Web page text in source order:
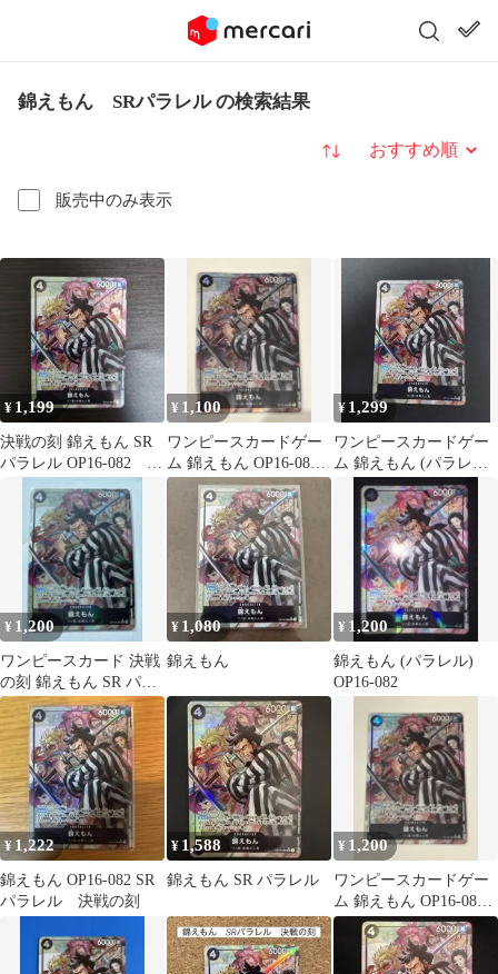
錦えもん SRパラレル の検索結果
販売中のみ表示
並び替え
¥ 1,199
決戦の刻 錦えもん SR
パラレル OP16-082 お
まけ付き
¥ 1,100
ワンピースカードゲー
ム 錦えもん OP16-082
SRパラレル
¥ 1,299
ワンピースカードゲー
ム 錦えもん (パラレル)
OP16-082
¥ 1,200
ワンピースカード 決戦
の刻 錦えもん SR パラ
レル OP16-082
¥ 1,080
錦えもん
¥ 1,200
錦えもん (パラレル)
OP16-082
¥ 1,222
錦えもん OP16-082 SR
パラレル 決戦の刻
¥ 1,588
錦えもん SR パラレル
¥ 1,200
ワンピースカードゲー
ム 錦えもん OP16-082
SRパラレル